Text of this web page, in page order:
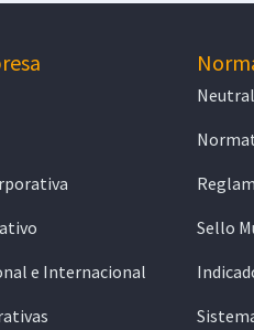
e Internacional
Sello